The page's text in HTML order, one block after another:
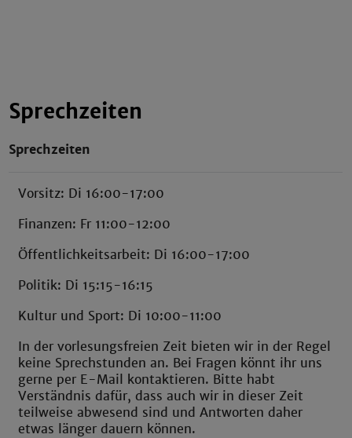
Sprechzeiten
Sprechzeiten
Vorsitz: Di 16:00-17:00
Finanzen: Fr 11:00-12:00
Öffentlichkeitsarbeit: Di 16:00-17:00
Politik: Di 15:15-16:15
Kultur und Sport: Di 10:00-11:00
In der vorlesungsfreien Zeit bieten wir in der Regel
keine Sprechstunden an. Bei Fragen könnt ihr uns
gerne per E-Mail kontaktieren. Bitte habt
Verständnis dafür, dass auch wir in dieser Zeit
teilweise abwesend sind und Antworten daher
etwas länger dauern können.